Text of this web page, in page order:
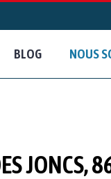
BLOG NOUS
JONCS,